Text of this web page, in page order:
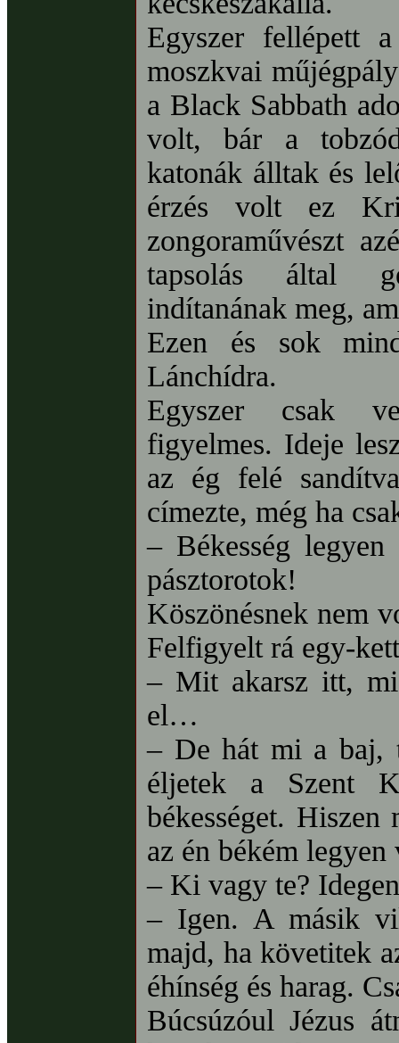
Egyszer fellépett
moszkvai
a Black Sabbath
volt, bár a
katonák álltak és
érzés volt ez
zongoraművészt
tapsolás által
indítanának meg,
Ezen és sok
Lánchídra.
Egyszer csak
figyelmes. Ideje
az ég felé
címezte, még ha
– Békesség
pásztorotok!
Köszönésnek nem
Felfigyelt rá egy-
– Mit akarsz itt,
el…
– De hát mi a baj,
éljetek a Szent
békességet.
az én békém
– Ki vagy te?
– Igen. A másik
majd, ha követitek
éhínség és harag.
Búcsúzóul Jézus